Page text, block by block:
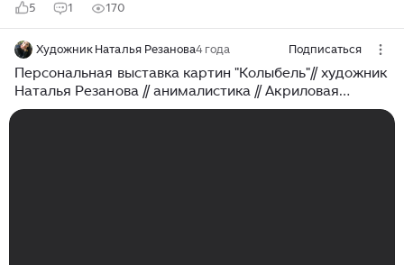
5 1 170
Художник Наталья Резанова4 года Подписаться
Персональная выставка картин "Колыбель"// художник
Наталья Резанова // анималистика // Акриловая
живопись